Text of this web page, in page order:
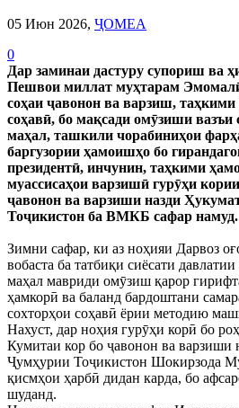
05 Июн 2026, ҶОМЕА
0
Дар заминаи дастуру супориш ва
Пешвои миллат муҳтарам
соҳаи ҷавонон ва варзиш,
соҳавӣ, бо мақсади омӯзиши вазъи
маҳал, ташкили чорабиниҳои
баргузории ҳамоишҳо бо
президентӣ, инчунин, таҳкими
муассисаҳои варзишӣ гурӯҳи
ҷавонон ва варзиши назди
Тоҷикистон ба ВМКБ сафар намуд.
Зимни сафар, ки аз ноҳияи Дарвоз
вобаста ба татбиқи сиёсати
маҳал мавриди омӯзиш қарор
ҳамкорӣ ва баланд бардоштани
сохторҳои соҳавӣ ёрии методию
Нахуст, дар ноҳия гурӯҳи корӣ бо
Кумитаи кор бо ҷавонон ва варзиши
Ҷумҳурии Тоҷикистон Шокирзода
қисмҳои ҳарбӣ дидан карда, бо
шуданд.